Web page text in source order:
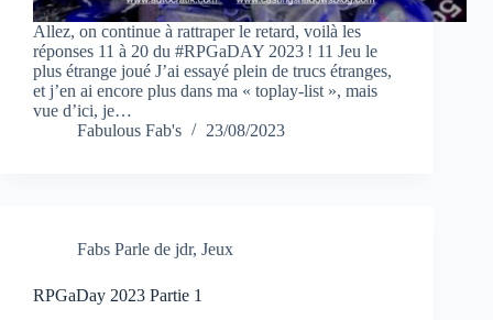
Allez, on continue à rattraper le retard, voilà les
réponses 11 à 20 du #RPGaDAY 2023 ! 11 Jeu le
plus étrange joué J’ai essayé plein de trucs étranges,
et j’en ai encore plus dans ma « toplay-list », mais
vue d’ici, je…
Fabulous Fab's
23/08/2023
Fabs Parle de jdr, Jeux
RPGaDay 2023 Partie 1